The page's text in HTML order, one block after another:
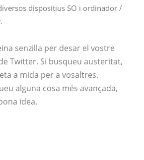
dispositius SO i ordinador /
senzilla per desar el vostre
Twitter. Si busqueu austeritat,
a mida per a vosaltres.
alguna cosa més avançada,
idea.